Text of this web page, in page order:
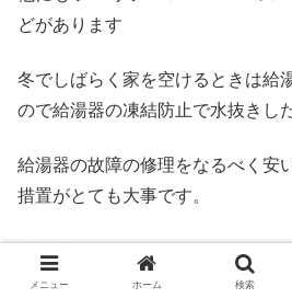
どがあります
冬でしばらく家を空けるときは給
ので給湯器の凍結防止で水抜きし
給湯器の故障の修理をなるべく安
措置がとても大事です。
少し時間的に余裕があるなら給湯
で下調べするのもおすすめです。
メニュー ホーム 検索